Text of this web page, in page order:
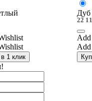
1 клик
Дуб
22